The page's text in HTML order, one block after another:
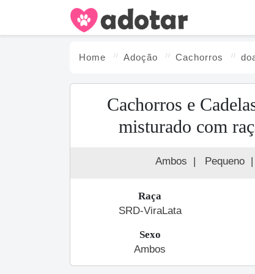
Home Adoção Cachorros
Cachorros e
misturado com
Ambos | Pequeno |
Raça
SRD-ViraLata
Sexo
Ambos